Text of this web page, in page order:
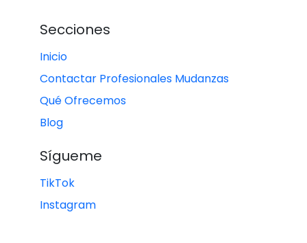
Secciones
Inicio
Contactar Profesionales Mudanzas
Qué Ofrecemos
Blog
Sígueme
TikTok
Instagram